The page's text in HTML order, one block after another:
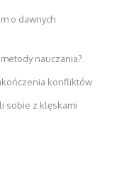
o dawnych
nauczania?
konfliktów
sobie z klęskami